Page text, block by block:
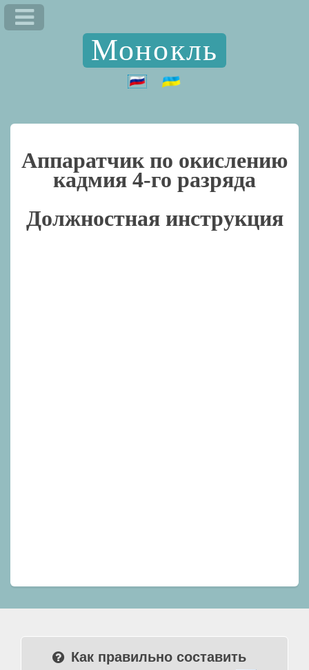
Монокль
Аппаратчик по окислению
кадмия 4-го разряда
Должностная инструкция
Как правильно составить